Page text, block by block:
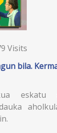
Visits
bila.
eskatu